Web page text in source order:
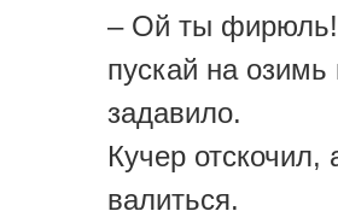
– Ой ты фирюль!
пускай на
задавило.
Кучер отскочил,
валиться.